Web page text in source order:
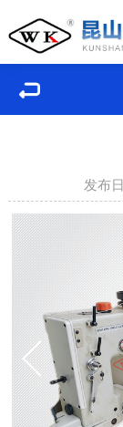
发布